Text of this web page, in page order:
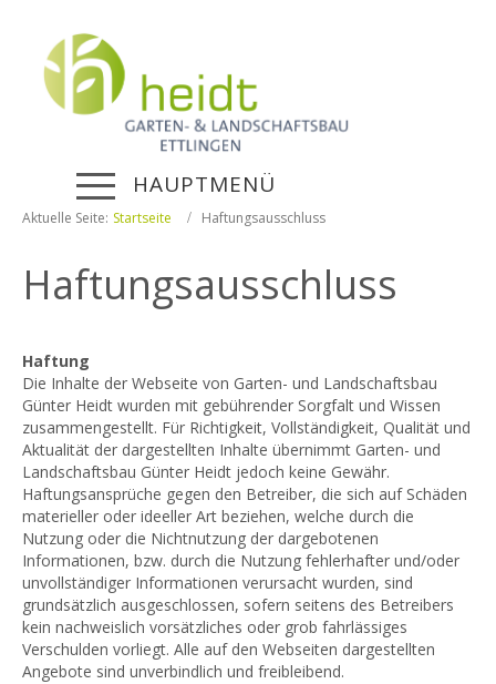
HAUPTMENÜ
Aktuelle Seite: Startseite Haftungsausschluss
Haftungsausschluss
Haftung
Die Inhalte der Webseite von Garten- und Landschaftsbau
Günter Heidt wurden mit gebührender Sorgfalt und Wissen
zusammengestellt. Für Richtigkeit, Vollständigkeit, Qualität und
Aktualität der dargestellten Inhalte übernimmt Garten- und
Landschaftsbau Günter Heidt jedoch keine Gewähr.
Haftungsansprüche gegen den Betreiber, die sich auf Schäden
materieller oder ideeller Art beziehen, welche durch die
Nutzung oder die Nichtnutzung der dargebotenen
Informationen, bzw. durch die Nutzung fehlerhafter und/oder
unvollständiger Informationen verursacht wurden, sind
grundsätzlich ausgeschlossen, sofern seitens des Betreibers
kein nachweislich vorsätzliches oder grob fahrlässiges
Verschulden vorliegt. Alle auf den Webseiten dargestellten
Angebote sind unverbindlich und freibleibend.